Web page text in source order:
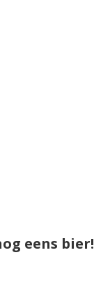
eens bier!